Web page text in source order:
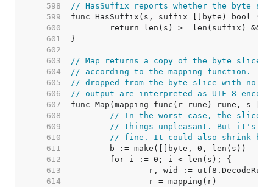
   598
// HasSuffix reports whether the byte
   599
   600
   601
   602
   603
// Map returns a copy of the byte slice
   604
// according to the mapping function. If
   605
// dropped from the byte slice with no
   606
// output are interpreted as UTF-8-
   607
   608
// In the worst case, the slice can
   609
// things unpleasant. But it's so
   610
// fine. It could also shrink
   611
   612
   613
   614